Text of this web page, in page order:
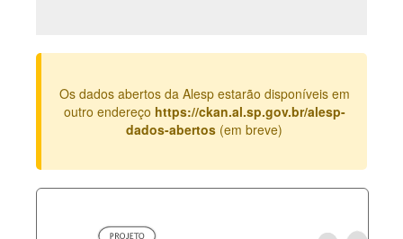
Legislação
Perguntas frequentes
Os dados abertos da Alesp estarão disponíveis em
outro endereço https://ckan.al.sp.gov.br/alesp-
dados-abertos (em breve)